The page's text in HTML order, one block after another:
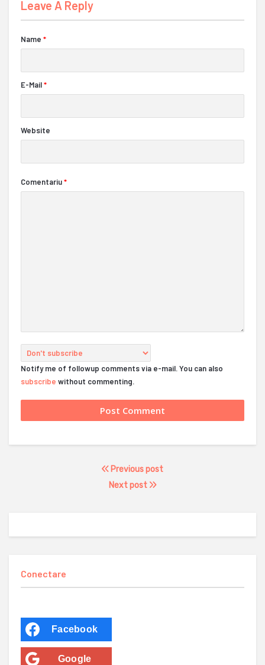
Leave A Reply
Name *
E-Mail*
Website
Comentariu*
Notify me of followup comments via e-mail. You can also
subscribe without commenting.
Previous post
Next post
Conectare
Facebook
Google